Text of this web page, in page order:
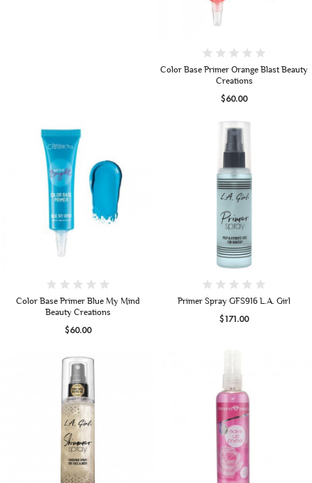
Color Base Primer Orange Blast Beauty
Creations
$60.00
Color Base Primer Blue My Mind
Beauty Creations
$60.00
Primer Spray GFS916 L.A. Girl
$171.00